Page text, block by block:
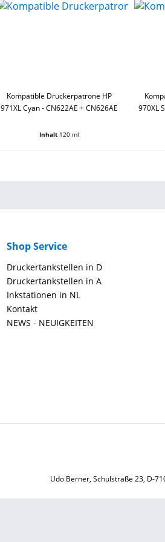
Kompatible Druckerpatrone HP
971XL Cyan - CN622AE + CN626AE
Inhalt 120 ml
970XL
Shop Service
Druckertankstellen in D
Druckertankstellen in A
Inkstationen in NL
Kontakt
NEWS - NEUIGKEITEN
Udo Berner, Schulstraße 23, D-